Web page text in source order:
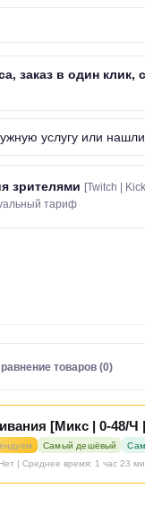
заказ в один клик,
услугу или
зрителями [Twitch |
тариф
товаров (0)
[Микс | 0-48/
Самый дешёвый
| Среднее время: 1 час 23